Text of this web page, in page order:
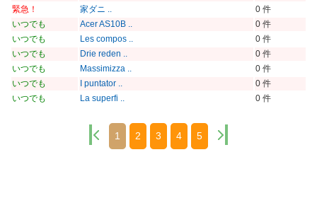
緊急！
家ダニ ..
0 件
いつでも
Acer AS10B ..
0 件
いつでも
Les compos ..
0 件
いつでも
Drie reden ..
0 件
いつでも
Massimizza ..
0 件
いつでも
I puntator ..
0 件
いつでも
La superfi .. 0 件
1 2 3 4 5